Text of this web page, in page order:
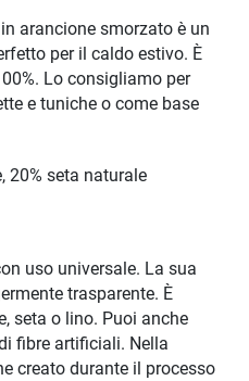
arancione smorzato è un
per il caldo estivo. È
Lo consigliamo per
e tuniche o come base
20% seta naturale
uso universale. La sua
trasparente. È
seta o lino. Puoi anche
fibre artificiali. Nella
creato durante il processo